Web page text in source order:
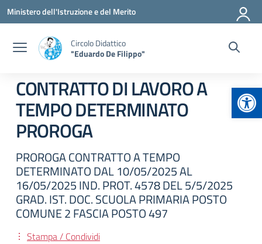
Vai ai contenuti
Vai al menu di navigazione
Vai al footer
Ministero dell'Istruzione e del Merito
Circolo Didattico
"Eduardo De Filippo"
CONTRATTO DI LAVORO A
TEMPO DETERMINATO
PROROGA
PROROGA CONTRATTO A TEMPO
DETERMINATO DAL 10/05/2025 AL
16/05/2025 IND. PROT. 4578 DEL 5/5/2025
GRAD. IST. DOC. SCUOLA PRIMARIA POSTO
COMUNE 2 FASCIA POSTO 497
Stampa / Condividi